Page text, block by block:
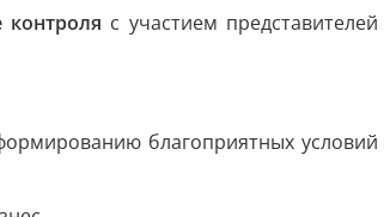
с участием представителей
благоприятных условий